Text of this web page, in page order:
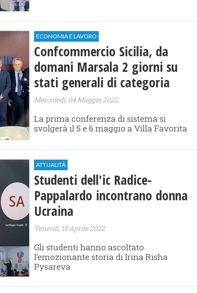
ECONOMIA E LAVORO
Confcommercio Sicilia, da
domani Marsala 2 giorni su
stati generali di categoria
Mercoledì, 04 Maggio 2022
La prima conferenza di sistema si
svolgerà il 5 e 6 maggio a Villa Favorita
ATTUALITÀ
Studenti dell'ic Radice-
Pappalardo incontrano donna
Ucraina
Venerdì, 15 Aprile 2022
Gli studenti hanno ascoltato
l’emozionante storia di Irina Risha
Pysareva